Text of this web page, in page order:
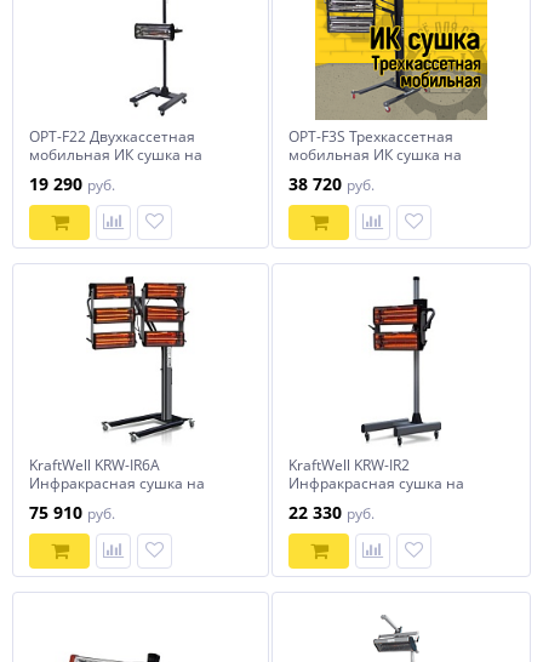
OPT-F22 Двухкассетная
мобильная ИК сушка на
OPTIMUS
19 290 руб.
OPT-F3S Трехкассетная
мобильная ИК сушка на
38 720 руб.
KraftWell KRW-IR6A
Инфракрасная сушка на
75 910 руб.
KraftWell KRW-IR2
Инфракрасная сушка на
22 330 руб.